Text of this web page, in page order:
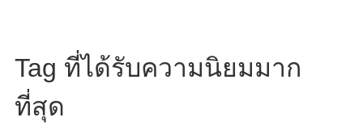
Tag ที่ได้รับความนิยมมาก
ที่สุด